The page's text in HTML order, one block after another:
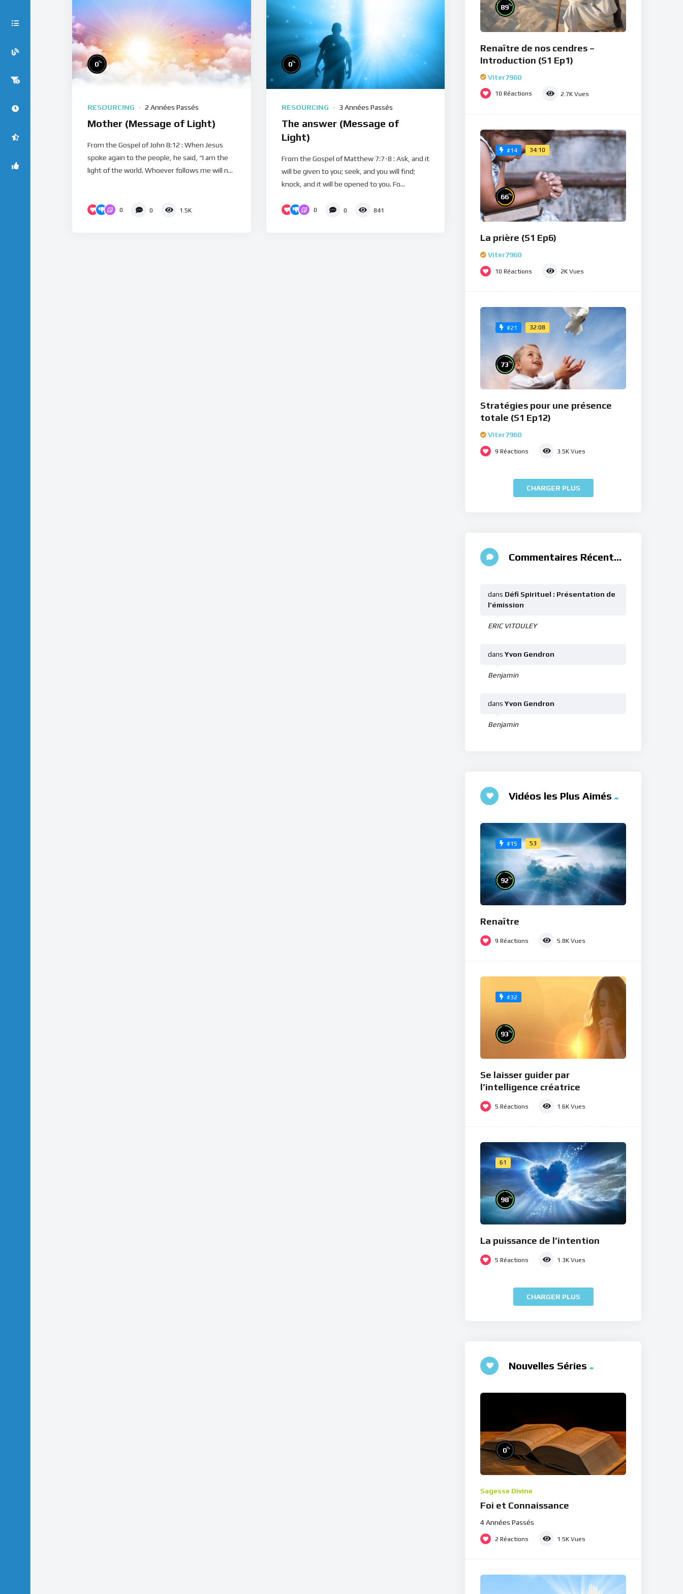
0%
RESOURCING 2 Années Passés
Mother (Message of Light)
From the Gospel of John 8:12 : When Jesus
spoke again to the people, he said, “I am the
light of the world. Whoever follows me will n...
0 0 1.5K
0%
RESOURCING 3 Années Passés
The answer (Message of
Light)
From the Gospel of Matthew 7:7-8 : Ask, and it
will be given to you; seek, and you will find;
knock, and it will be opened to you. Fo...
0 0 841
89%
Renaître de nos cendres –
Introduction (S1 Ep1)
Viter7960
10 Réactions 2.7K Vues
#14 34:10
66%
La prière (S1 Ep6)
Viter7960
10 Réactions 2K Vues
#21 32:08
73%
Stratégies pour une présence
totale (S1 Ep12)
Viter7960
9 Réactions 3.5K Vues
CHARGER PLUS
Commentaires Récents
ERIC VITOULEY
dans Défi Spirituel : Présentation de
l’émission
Benjamin
dansYvon Gendron
Benjamin
dansYvon Gendron
Vidéos les Plus Aimés
#15 53
92%
Renaître
9 Réactions 5.8K Vues
#32
93%
Se laisser guider par
l’intelligence créatrice
5 Réactions 1.6K Vues
61
98%
La puissance de l’intention
5 Réactions 1.3K Vues
CHARGER PLUS
Nouvelles Séries
0%
Sagesse Divine
Foi et Connaissance
4 Années Passés
2 Réactions 1.5K Vues